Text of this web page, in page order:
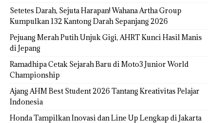
Setetes Darah, Sejuta Harapan! Wahana Artha Group
Kumpulkan 132 Kantong Darah Sepanjang 2026
Pejuang Merah Putih Unjuk Gigi, AHRT Kunci Hasil Manis
di Jepang
Ramadhipa Cetak Sejarah Baru di Moto3 Junior World
Championship
Ajang AHM Best Student 2026 Tantang Kreativitas Pelajar
Indonesia
Honda Tampilkan Inovasi dan Line Up Lengkap di Jakarta